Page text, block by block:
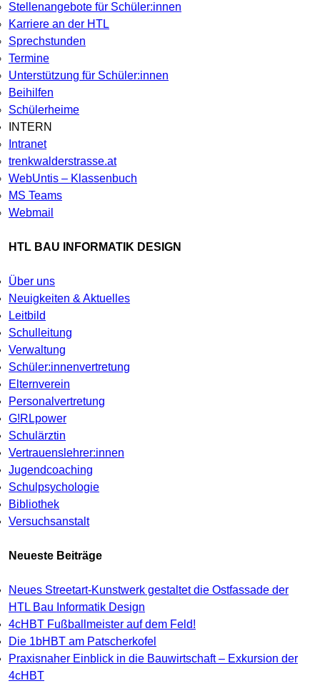
Stellenangebote für Schüler:innen
Karriere an der HTL
Sprechstunden
Termine
Unterstützung für Schüler:innen
Beihilfen
Schülerheime
INTERN
Intranet
trenkwalderstrasse.at
WebUntis – Klassenbuch
MS Teams
Webmail
HTL BAU INFORMATIK DESIGN
Über uns
Neuigkeiten & Aktuelles
Leitbild
Schulleitung
Verwaltung
Schüler:innenvertretung
Elternverein
Personalvertretung
G!RLpower
Schulärztin
Vertrauenslehrer:innen
Jugendcoaching
Schulpsychologie
Bibliothek
Versuchsanstalt
Neueste Beiträge
Neues Streetart-Kunstwerk gestaltet die Ostfassade der
HTL Bau Informatik Design
4cHBT Fußballmeister auf dem Feld!
Die 1bHBT am Patscherkofel
Praxisnaher Einblick in die Bauwirtschaft – Exkursion der
4cHBT